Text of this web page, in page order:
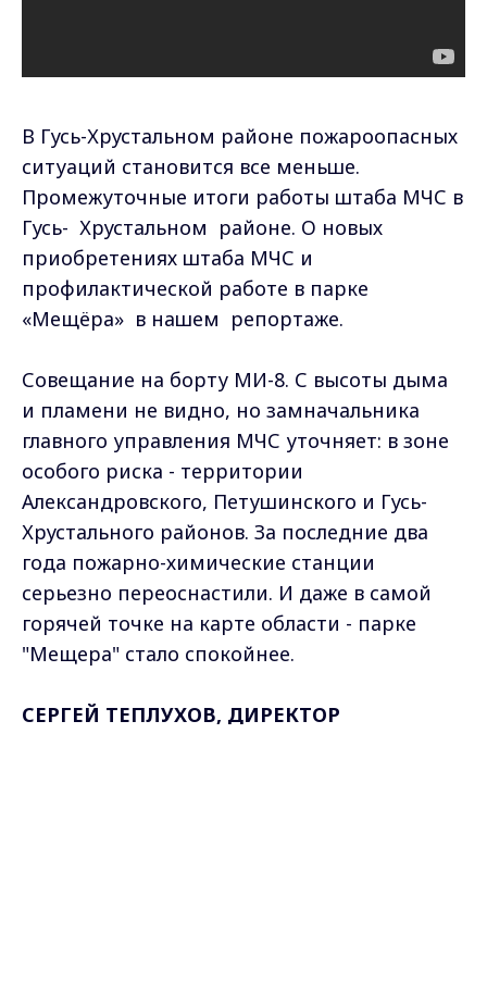
В Гусь-Хрустальном районе пожароопасных
ситуаций становится все меньше.
Промежуточные итоги работы штаба МЧС в
Гусь- Хрустальном районе. О новых
приобретениях штаба МЧС и
профилактической работе в парке
«Мещёра» в нашем репортаже.
Совещание на борту МИ-8. С высоты дыма
и пламени не видно, но замначальника
главного управления МЧС уточняет: в зоне
особого риска - территории
Александровского, Петушинского и Гусь-
Хрустального районов. За последние два
года пожарно-химические станции
серьезно переоснастили. И даже в самой
горячей точке на карте области - парке
"Мещера" стало спокойнее.
СЕРГЕЙ ТЕПЛУХОВ, ДИРЕКТОР